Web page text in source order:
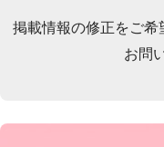
掲載情報の修正をご
お問